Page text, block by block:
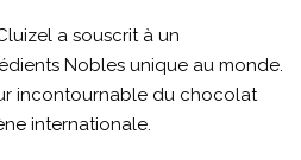
a souscrit à un
Nobles unique au monde.
incontournable du chocolat
internationale.